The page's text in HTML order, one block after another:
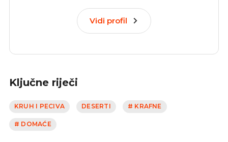
Vidi profil
Ključne riječi
KRUH I PECIVA DESERTI # KRAFNE
# DOMAĆE